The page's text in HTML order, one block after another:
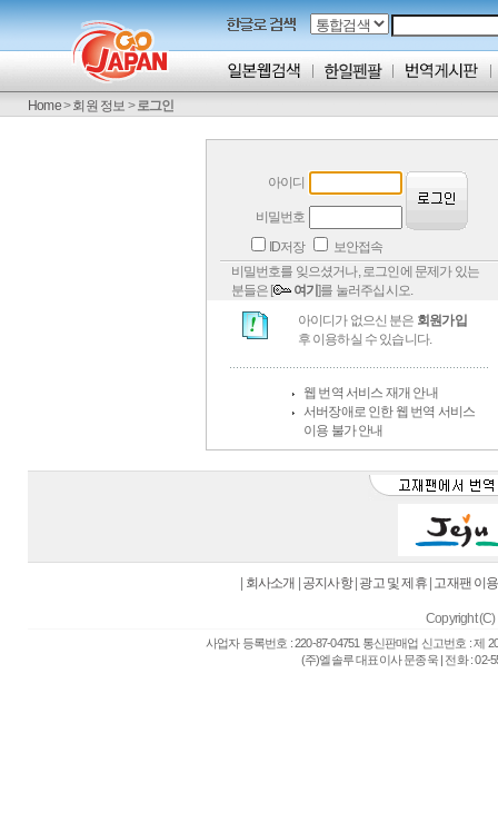
Home>회원 정보 >로그인
아이디
비밀번호
ID저장
보안접속
비밀번호를 잊으셨거나, 로그인에 문제가 있는
분들은 [
여기]를 눌러주십시오.
아이디가 없으신 분은 회원가입
후 이용하실 수 있습니다.
웹 번역 서비스 재개 안내
서버장애로 인한 웹 번역 서비스
이용 불가 안내
회사소개 공지사항| 광고 및 제휴| 고재팬 이
Copyright (C)
사업자 등록번호 : 220-87-04751 통신판매업 신고번호 : 제
(주)엘솔루 대표이사 문종욱 | 전화 : 02-